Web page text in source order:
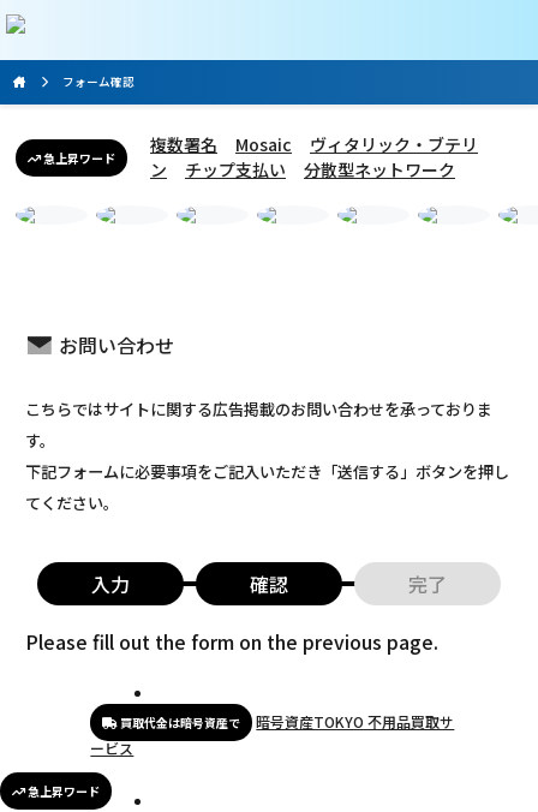
フォーム確認
急上昇ワード
複数署名 Mosaic
ヴィタリック・ブテリ
ン
チップ支払い 分散型ネットワーク
お問い合わせ
こちらではサイトに関する広告掲載のお問い合わせを承っておりま
す。
下記フォームに必要事項をご記入いただき「送信する」ボタンを押し
てください。
入力 確認
完了
Please fill out the form on the previous page.
急上昇ワード
買取代金は暗号資産で
暗号資産TOKYO 不用品買取サ
ービス